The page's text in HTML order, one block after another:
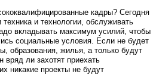
кадры? Сегодня
и технологии, обслуживать
вкладывать максимум усилий, чтобы
социальные условия. Если не будет
образования, жилья, а только будут
вряд ли захотят приехать
никакие проекты не будут